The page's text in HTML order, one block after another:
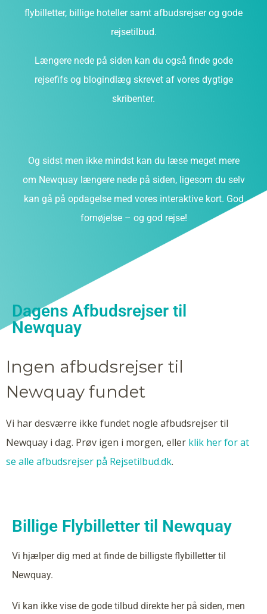
flybilletter, billige hoteller samt afbudsrejser og gode
rejsetilbud.
Længere nede på siden kan du også finde gode
rejsefifs og blogindlæg skrevet af vores dygtige
skribenter.
Og sidst men ikke mindst kan du læse meget mere
om Newquay længere nede på siden, ligesom du selv
kan gå på opdagelse med vores interaktive kort. God
fornøjelse – og god rejse!
Dagens Afbudsrejser til
Newquay
Ingen afbudsrejser til
Newquay fundet
Vi har desværre ikke fundet nogle afbudsrejser til
Newquay i dag. Prøv igen i morgen, eller klik her for at
se alle afbudsrejser på Rejsetilbud.dk.
Billige Flybilletter til Newquay
Vi hjælper dig med at finde de billigste flybilletter til
Newquay.
Vi kan ikke vise de gode tilbud direkte her på siden, men